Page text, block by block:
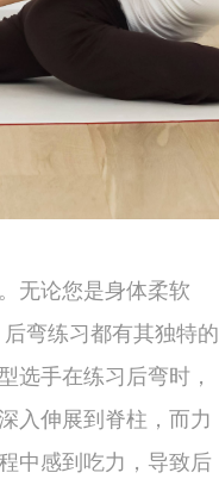
无论您是身体柔软
后弯练习都有其独特的
选手在练习后弯时，
入伸展到脊柱，而力
中感到吃力，导致后